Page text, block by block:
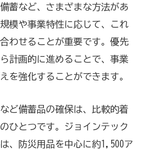
蓄など、さまざまな方法があ
模や事業特性に応じて、これ
わせることが重要です。優先
計画的に進めることで、事業
を強化することができます。
ど備蓄品の確保は、比較的着
ひとつです。ジョインテック
、防災用品を中心に約1,500ア